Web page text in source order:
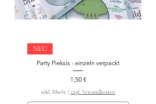
NEU
Party Pieksis - einzeln verpackt
Preis
1,50 €
inkl. MwSt. zzgl. Versandkosten